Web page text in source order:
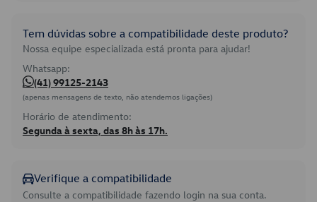
Tem dúvidas sobre a compatibilidade deste produto?
Nossa equipe especializada está pronta para ajudar!
Whatsapp:
(41) 99125-2143
(apenas mensagens de texto, não atendemos ligações)
Horário de atendimento:
Segunda à sexta, das 8h às 17h.
Verifique a compatibilidade
Consulte a compatibilidade fazendo login na sua conta.